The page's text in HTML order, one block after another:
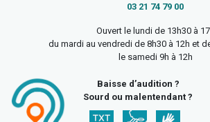
03 21 74 79 00
Ouvert le lundi de 13h30 à
du mardi au vendredi de 8h30 à 12h et
le samedi 9h à 12h
Baisse d’audition ?
Sourd ou malentendant ?